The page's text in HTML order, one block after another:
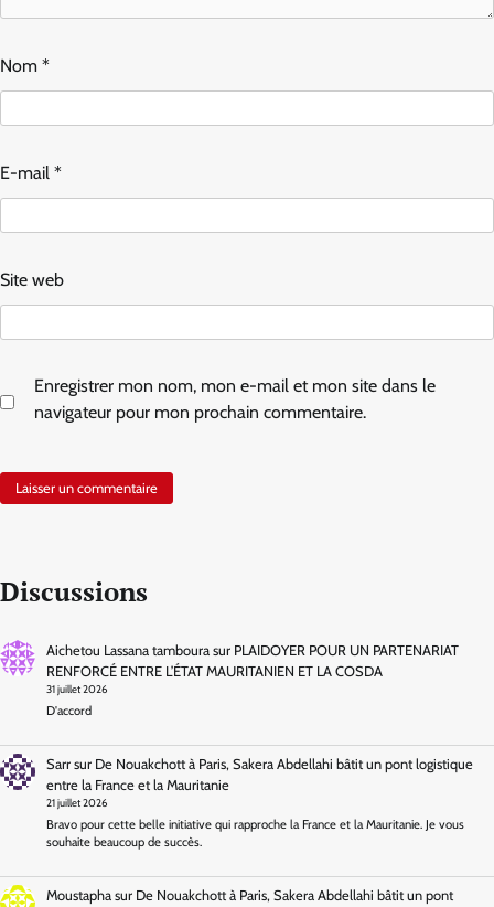
Nom *
E-mail *
Site web
Enregistrer mon nom, mon e-mail et mon site dans le
navigateur pour mon prochain commentaire.
Discussions
Aichetou Lassana tambourasur PLAIDOYER POUR UN PARTENARIAT
RENFORCÉ ENTRE L’ÉTAT MAURITANIEN ET LA COSDA
31 juillet 2026
D'accord
Sarrsur De Nouakchott à Paris, Sakera Abdellahi bâtit un pont logistique
entre la France et la Mauritanie
21 juillet 2026
Bravo pour cette belle initiative qui rapproche la France et la Mauritanie. Je vous
souhaite beaucoup de succès.
Moustaphasur De Nouakchott à Paris, Sakera Abdellahi bâtit un pont